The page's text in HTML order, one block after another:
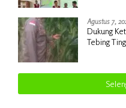
Agustus 7,
Dukung
Tebing